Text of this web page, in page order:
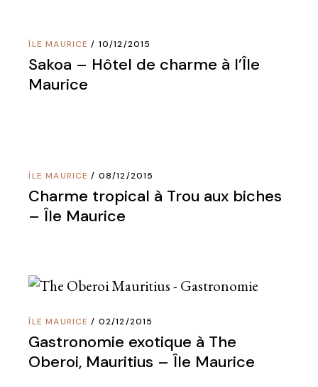
ÎLE MAURICE 10/12/2015
Sakoa – Hôtel de charme à l’Île
Maurice
ÎLE MAURICE 08/12/2015
Charme tropical à Trou aux biches
– Île Maurice
ÎLE MAURICE 02/12/2015
Gastronomie exotique à The
Oberoi, Mauritius – Île Maurice